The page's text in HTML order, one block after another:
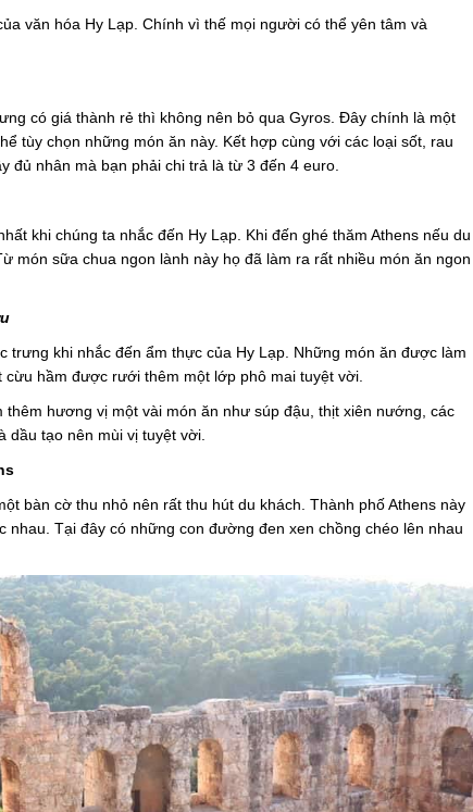
văn hóa Hy Lạp. Chính vì thế mọi người có thể yên tâm và
có giá thành rẻ thì không nên bỏ qua Gyros. Đây chính là một
tùy chọn những món ăn này. Kết hợp cùng với các loại sốt, rau
đủ nhân mà bạn phải chi trả là từ 3 đến 4 euro.
khi chúng ta nhắc đến Hy Lạp. Khi đến ghé thăm Athens nếu du
món sữa chua ngon lành này họ đã làm ra rất nhiều món ăn ngon
trưng khi nhắc đến ẩm thực của Hy Lạp. Những món ăn được làm
hầm được rưới thêm một lớp phô mai tuyệt vời.
hương vị một vài món ăn như súp đậu, thịt xiên nướng, các
dầu tạo nên mùi vị tuyệt vời.
bàn cờ thu nhỏ nên rất thu hút du khách. Thành phố Athens này
Tại đây có những con đường đen xen chồng chéo lên nhau